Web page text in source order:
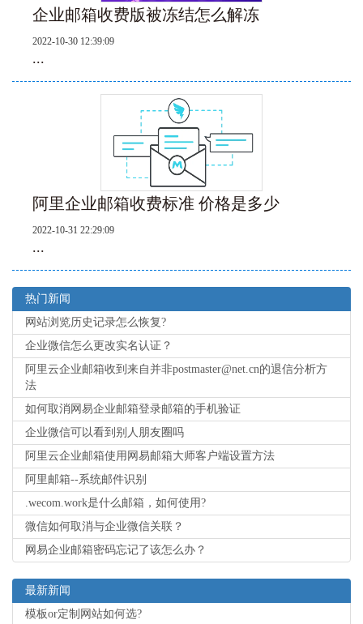
企业邮箱收费版被冻结怎么解冻
2022-10-30 12:39:09
...
阿里企业邮箱收费标准 价格是多少
2022-10-31 22:29:09
...
热门新闻
网站浏览历史记录怎么恢复?
企业微信怎么更改实名认证？
阿里云企业邮箱收到来自并非postmaster@net.cn的退信分析方
法
如何取消网易企业邮箱登录邮箱的手机验证
企业微信可以看到别人朋友圈吗
阿里云企业邮箱使用网易邮箱大师客户端设置方法
阿里邮箱--系统邮件识别
.wecom.work是什么邮箱，如何使用?
微信如何取消与企业微信关联？
网易企业邮箱密码忘记了该怎么办？
最新新闻
模板or定制网站如何选?